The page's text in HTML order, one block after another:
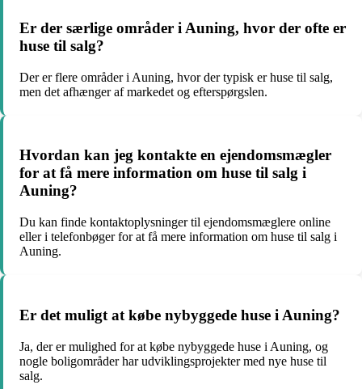
Er der særlige områder i Auning, hvor der ofte er
huse til salg?
Der er flere områder i Auning, hvor der typisk er huse til salg,
men det afhænger af markedet og efterspørgslen.
Hvordan kan jeg kontakte en ejendomsmægler
for at få mere information om huse til salg i
Auning?
Du kan finde kontaktoplysninger til ejendomsmæglere online
eller i telefonbøger for at få mere information om huse til salg i
Auning.
Er det muligt at købe nybyggede huse i Auning?
Ja, der er mulighed for at købe nybyggede huse i Auning, og
nogle boligområder har udviklingsprojekter med nye huse til
salg.